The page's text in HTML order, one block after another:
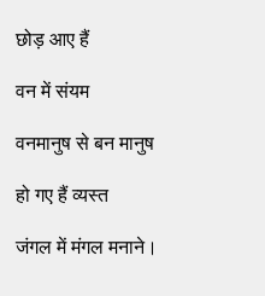
छोड़ आए हैं
वन में संयम
वनमानुष से बन मानुष
हो गए हैं व्यस्त
जंगल में मंगल मनाने।